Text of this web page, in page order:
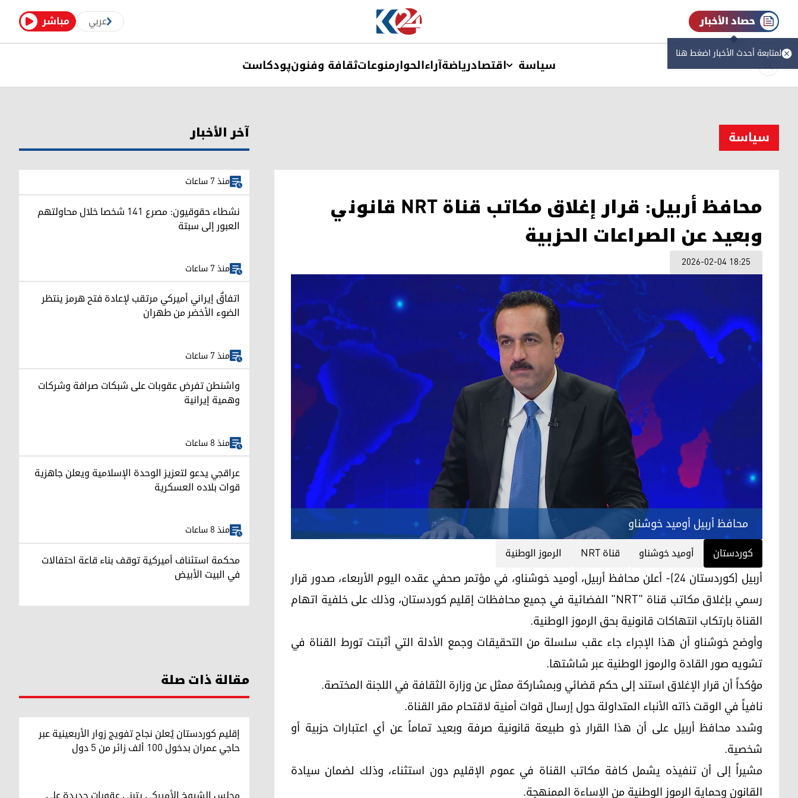
مباشر عربي حصاد الأخبار
لمتابعة أحدث الأخبار اضغط هنا
سیاسة اقتصادریاضةآراءالحوارمنوعاتثقافة وفنونپودکاست
سیاسة
محافظ أربيل: قرار إغلاق مكاتب قناة NRT قانوني
وبعيد عن الصراعات الحزبية
2026-02-04 18:25
محافظ أربيل أوميد خوشناو
کوردستان أوميد خوشناو قناة NRT الرموز الوطنية
أربيل (كوردستان 24)- أعلن محافظ أربيل، أوميد خوشناو، في مؤتمر صحفي عقده اليوم الأربعاء، صدور قرار
رسمي بإغلاق مكاتب قناة "NRT" الفضائية في جميع محافظات إقليم كوردستان، وذلك على خلفية اتهام
القناة بارتكاب انتهاكات قانونية بحق الرموز الوطنية.
وأوضح خوشناو أن هذا الإجراء جاء عقب سلسلة من التحقيقات وجمع الأدلة التي أثبتت تورط القناة في
تشويه صور القادة والرموز الوطنية عبر شاشتها.
مؤكداً أن قرار الإغلاق استند إلى حكم قضائي وبمشاركة ممثل عن وزارة الثقافة في اللجنة المختصة.
نافياً في الوقت ذاته الأنباء المتداولة حول إرسال قوات أمنية لاقتحام مقر القناة.
وشدد محافظ أربيل على أن هذا القرار ذو طبيعة قانونية صرفة وبعيد تماماً عن أي اعتبارات حزبية أو
شخصية.
مشيراً إلى أن تنفيذه يشمل كافة مكاتب القناة في عموم الإقليم دون استثناء، وذلك لضمان سيادة
القانون وحماية الرموز الوطنية من الإساءة الممنهجة.
آخر الأخبار
منذ 7 ساعات
نشطاء حقوقيون: مصرع 141 شخصا خلال محاولتهم
العبور إلى سبتة
منذ 7 ساعات
اتفاقٌ إيراني أميركي مرتقب لإعادة فتح هرمز ينتظر
الضوء الأخضر من طهران
منذ 7 ساعات
واشنطن تفرض عقوبات على شبكات صرافة وشركات
وهمية إيرانية
منذ 8 ساعات
عراقجي يدعو لتعزيز الوحدة الإسلامية ويعلن جاهزية
قوات بلاده العسكرية
منذ 8 ساعات
محكمة استئناف أميركية توقف بناء قاعة احتفالات
في البيت الأبيض
مقالة ذات صلة
إقليم كوردستان يُعلن نجاح تفويج زوار الأربعينية عبر
حاجي عمران بدخول 100 ألف زائر من 5 دول